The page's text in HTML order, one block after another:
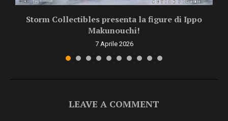
Storm Collectibles presenta la figure di Ippo
Makunouchi!
7 Aprile 2026
LEAVE A COMMENT